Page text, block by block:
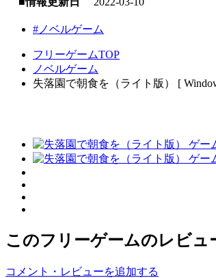
#ノベルゲーム
フリーゲームTOP
ノベルゲーム
失落園で朝食を（ライト版） [
このフリーゲームのレビュ
コメント・レビューを追加する